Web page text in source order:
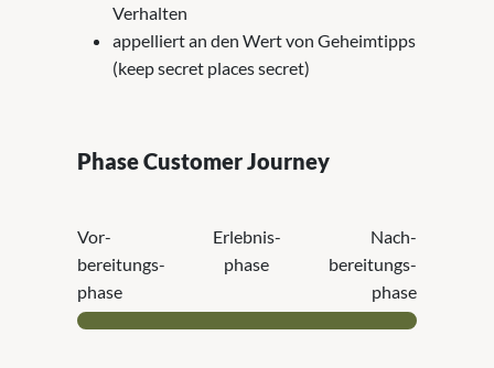
Verhalten
appelliert an den Wert von Geheimtipps
(keep secret places secret)
Phase Customer Journey
Vor­
bereitungs­
phase
Erlebnis­
phase
Nach­
bereitungs­
phase